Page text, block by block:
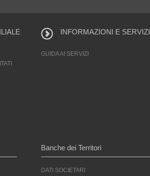
INFORMAZIONI E SERVIZI
GUIDA AI SERVIZI
Banche dei Territori
DATI SOCIETARI